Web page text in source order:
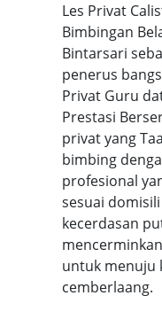
Les Privat
Bimbingan
Bintarsari
penerus
Privat Guru
Prestasi
privat yang
bimbing
profesional
sesuai
kecerdasan
untuk menuju
cemberlaang.